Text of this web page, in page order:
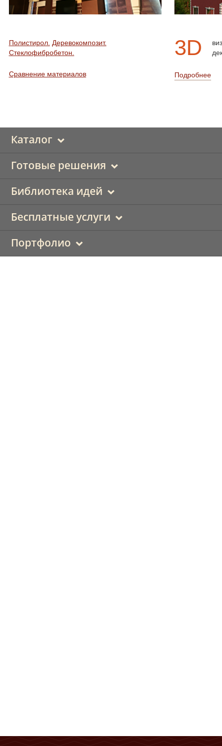
3D
Подробнее
Полистирол. Деревокомпозит.
Стеклофибробетон.
Сравнение материалов
Каталог
Готовые решения
Библиотека идей
Бесплатные услуги
Портфолио